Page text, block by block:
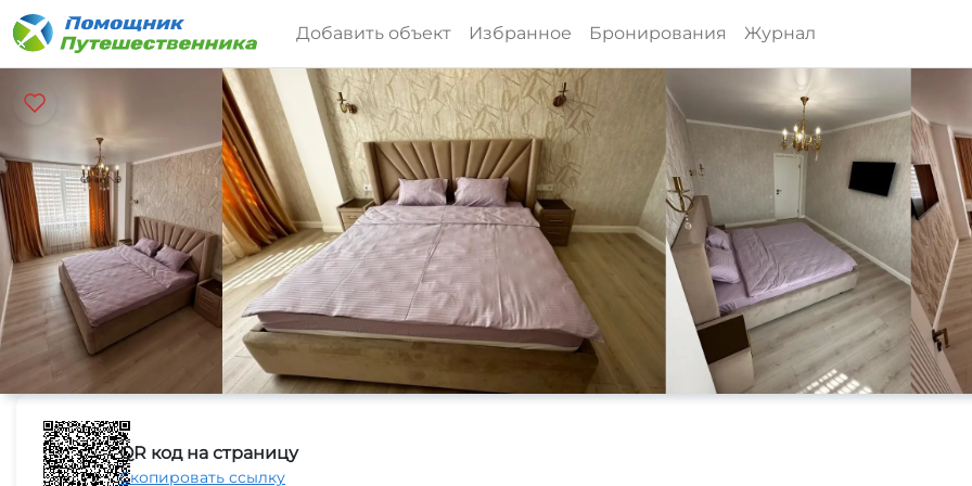
Добавить объект Избранное Бронирования Журнал
QR код на страницу
Скопировать ссылку